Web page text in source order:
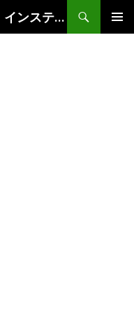
グローバルマクロ・リサーチ・インスティテュート